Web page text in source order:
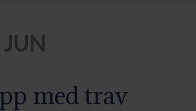
med trav